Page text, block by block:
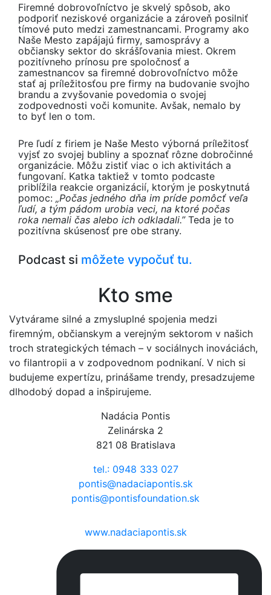
Firemné dobrovoľníctvo je skvelý spôsob, ako
podporiť neziskové organizácie a zároveň posilniť
tímové puto medzi zamestnancami. Programy ako
Naše Mesto zapájajú firmy, samosprávy a
občiansky sektor do skrášľovania miest. Okrem
pozitívneho prínosu pre spoločnosť a
zamestnancov sa firemné dobrovoľníctvo môže
stať aj príležitosťou pre firmy na budovanie svojho
brandu a zvyšovanie povedomia o svojej
zodpovednosti voči komunite. Avšak, nemalo by
to byť len o tom.
Pre ľudí z firiem je Naše Mesto výborná príležitosť
vyjsť zo svojej bubliny a spoznať rôzne dobročinné
organizácie. Môžu zistiť viac o ich aktivitách a
fungovaní. Katka taktiež v tomto podcaste
priblížila reakcie organizácií, ktorým je poskytnutá
pomoc: „Počas jedného dňa im príde pomôcť veľa
ľudí, a tým pádom urobia veci, na ktoré počas
roka nemali čas alebo ich odkladali.”Teda je to
pozitívna skúsenosť pre obe strany.
Podcast si môžete vypočuť tu.
Kto sme
Vytvárame silné a zmysluplné spojenia medzi
firemným, občianskym a verejným sektorom v našich
troch strategických témach – v sociálnych inováciách,
vo filantropii a v zodpovednom podnikaní. V nich si
budujeme expertízu, prinášame trendy, presadzujeme
dlhodobý dopad a inšpirujeme.
Nadácia Pontis
Zelinárska 2
821 08 Bratislava
tel.: 0948 333 027
pontis@nadaciapontis.sk
pontis@pontisfoundation.sk
www.nadaciapontis.sk